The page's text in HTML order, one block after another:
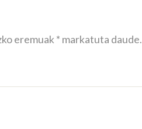
eremuak * markatuta daude.